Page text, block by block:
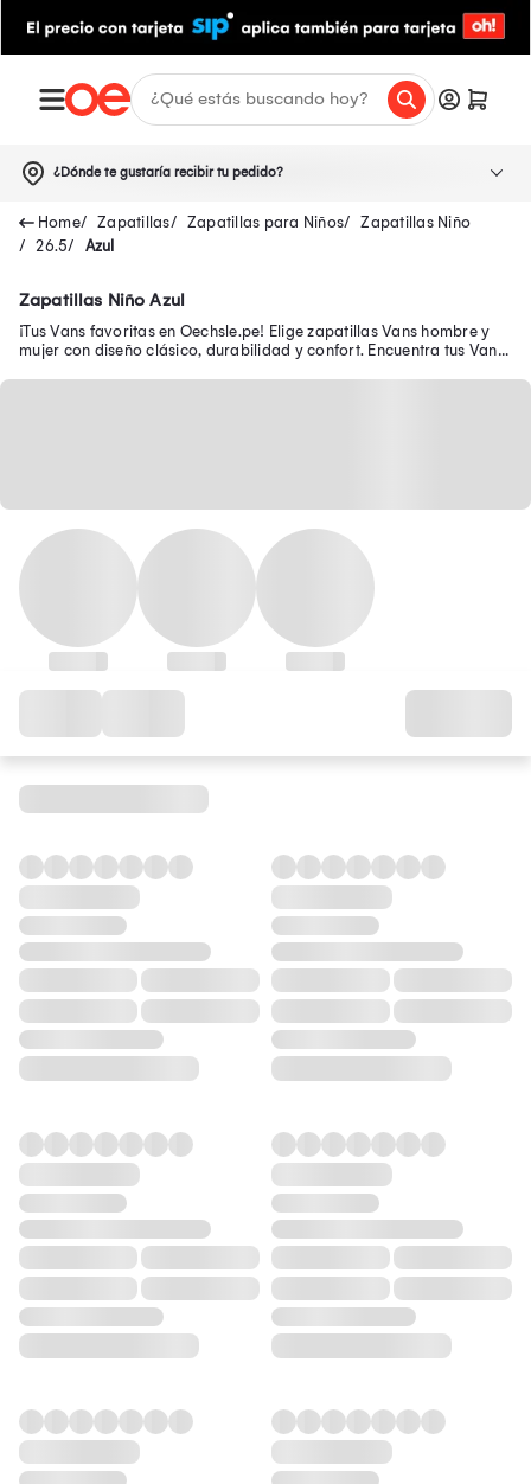
¿Dónde te gustaría recibir tu pedido?
Zapatillas Zapatillas para Niños
Zapatillas Niño
26.5
Azul
Zapatillas Niño Azul
¡Tus Vans favoritas en Oechsle.pe! Elige zapatillas Vans hombre y
mujer con diseño clásico, durabilidad y confort. Encuentra tus Vans